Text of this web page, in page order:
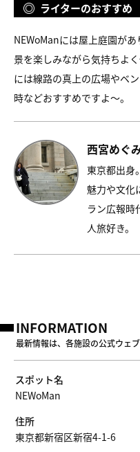
ライターのおすすめ
NEWoManには屋上庭園が
景を楽しみながら気持ちよ
には線路の真上の広場やベ
時などおすすめですよ～。
西宮めぐ
東京都出身
魅力や文化
ラン広報時
人旅好き。
INFORMATION
最新情報は、各施設の公式ウェ
スポット名
NEWoMan
住所
東京都新宿区新宿4-1-6